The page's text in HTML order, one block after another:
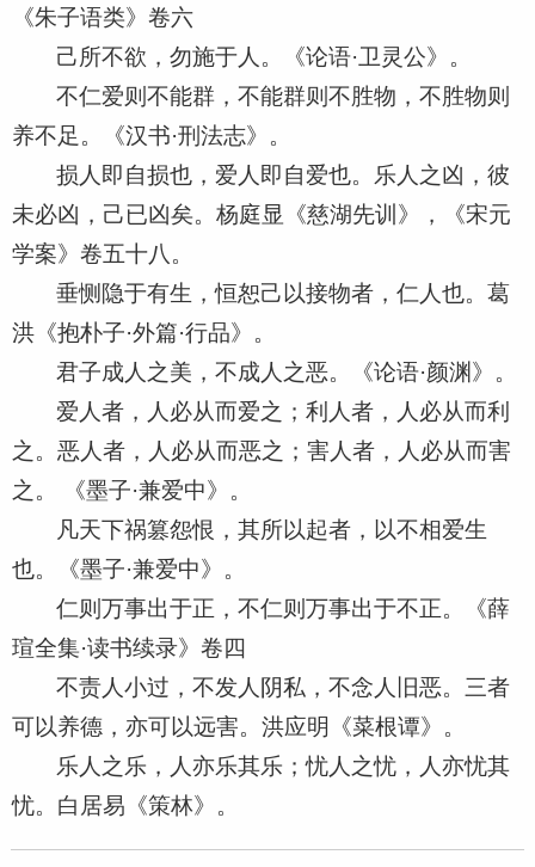
《朱子语类》卷六
己所不欲，勿施于人。《论语·卫灵公》。
不仁爱则不能群，不能群则不胜物，不胜物则
养不足。《汉书·刑法志》。
损人即自损也，爱人即自爱也。乐人之凶，彼
未必凶，己已凶矣。杨庭显《慈湖先训》，《宋元
学案》卷五十八。
垂恻隐于有生，恒恕己以接物者，仁人也。葛
洪《抱朴子·外篇·行品》。
君子成人之美，不成人之恶。《论语·颜渊》。
爱人者，人必从而爱之；利人者，人必从而利
之。恶人者，人必从而恶之；害人者，人必从而害
之。 《墨子·兼爱中》。
凡天下祸篡怨恨，其所以起者，以不相爱生
也。《墨子·兼爱中》。
仁则万事出于正，不仁则万事出于不正。《薛
瑄全集·读书续录》卷四
不责人小过，不发人阴私，不念人旧恶。三者
可以养德，亦可以远害。洪应明《菜根谭》。
乐人之乐，人亦乐其乐；忧人之忧，人亦忧其
忧。白居易《策林》。